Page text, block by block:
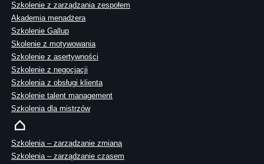
Szkolenie z zarządzania zespołem
Akademia menadżera
Szkolenie Gallup
Skolenie z motywowania
Szkolenie z asertywności
Szkolenie z negocjacji
Szkolenia z obsługi klienta
Szkolenie talent management
Szkolenia dla mistrzów
Szkolenia – zarządzanie zmianą
Szkolenia – zarządzanie czasem